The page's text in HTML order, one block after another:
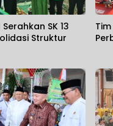
Serahkan SK 13
Struktur